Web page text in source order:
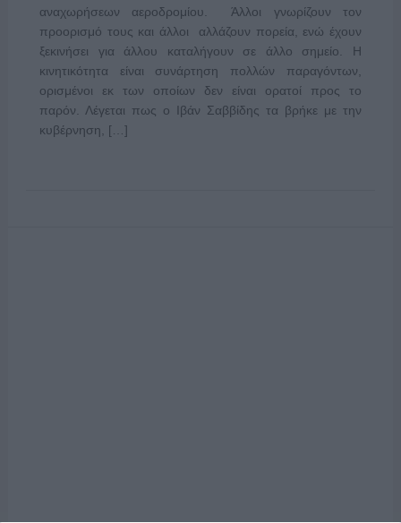
αναχωρήσεων αεροδρομίου. Άλλοι γνωρίζουν τον
προορισμό τους και άλλοι αλλάζουν πορεία, ενώ έχουν
ξεκινήσει για άλλου καταλήγουν σε άλλο σημείο. Η
κινητικότητα είναι συνάρτηση πολλών παραγόντων,
ορισμένοι εκ των οποίων δεν είναι ορατοί προς το
παρόν. Λέγεται πως ο Ιβάν Σαββίδης τα βρήκε με την
κυβέρνηση, […]